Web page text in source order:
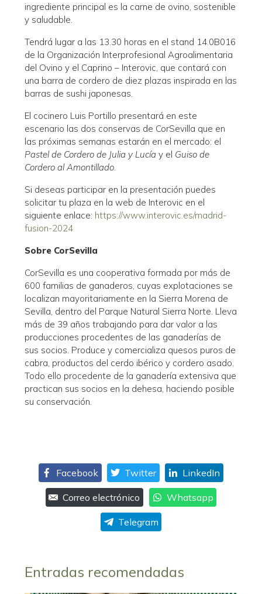
ingrediente principal es la carne de ovino, sostenible
y saludable.
Tendrá lugar a las 13.30 horas en el stand 14.0B016
de la Organización Interprofesional Agroalimentaria
del Ovino y el Caprino – Interovic, que contará con
una barra de cordero de diez plazas inspirada en las
barras de sushi japonesas.
El cocinero Luis Portillo presentará en este
escenario las dos conservas de CorSevilla que en
las próximas semanas estarán en el mercado: el
Pastel de Cordero de Julia y Lucía y el Guiso de
Cordero al Amontillado
Si deseas participar en la presentación puedes
solicitar tu plaza en la web de Interovic en el
siguiente enlace: https://www.interovic.es/madrid-
fusion-2024
Sobre CorSevilla
CorSevilla es una cooperativa formada por más de
600 familias de ganaderos, cuyas explotaciones se
localizan mayoritariamente en la Sierra Morena de
Sevilla, dentro del Parque Natural Sierra Norte. Lleva
más de 39 años trabajando para dar valor a las
producciones procedentes de las ganaderías de
sus socios. Produce y comercializa quesos puros de
cabra, productos del cerdo ibérico y cordero asado.
Todo ello procedente de la ganadería extensiva que
practican sus socios en la dehesa, haciendo posible
su conservación.
Facebook Twitter LinkedIn
Correo electrónico Whatsapp
Telegram
Entradas recomendadas